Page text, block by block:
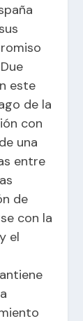
este
de la
con
una
entre
de
con la
el